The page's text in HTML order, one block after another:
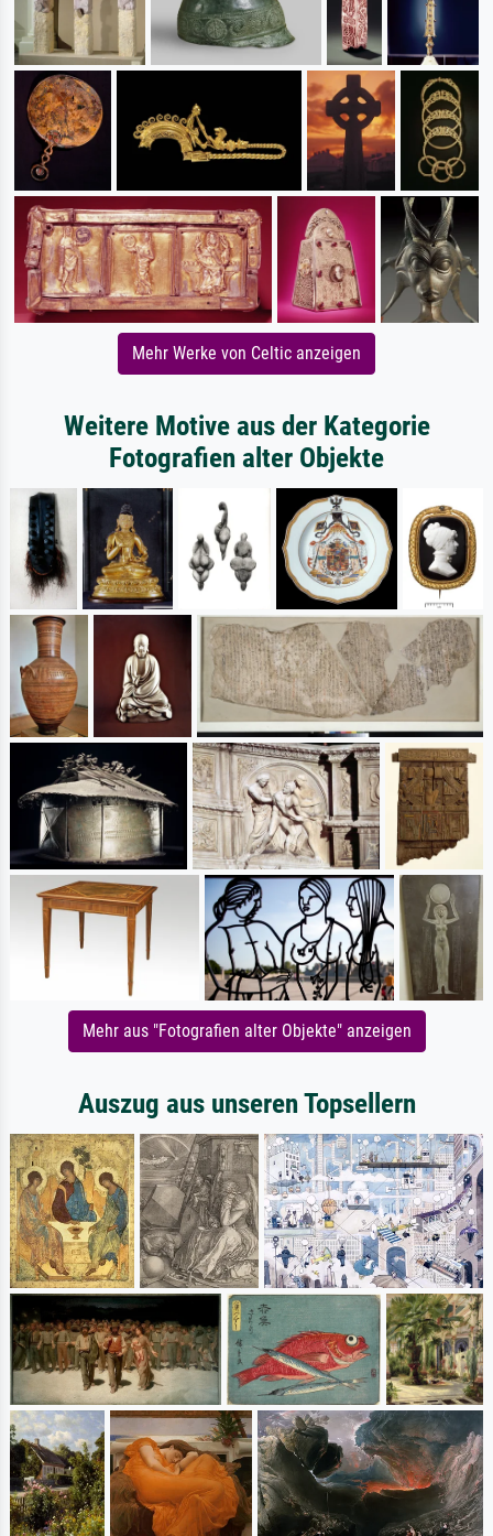
Mehr Werke von Celtic anzeigen
Weitere Motive aus der Kategorie
Fotografien alter Objekte
Mehr aus "Fotografien alter Objekte" anzeigen
Auszug aus unseren Topsellern